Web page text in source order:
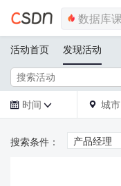
活动首页 发现活动
 时间   城市
产品经理